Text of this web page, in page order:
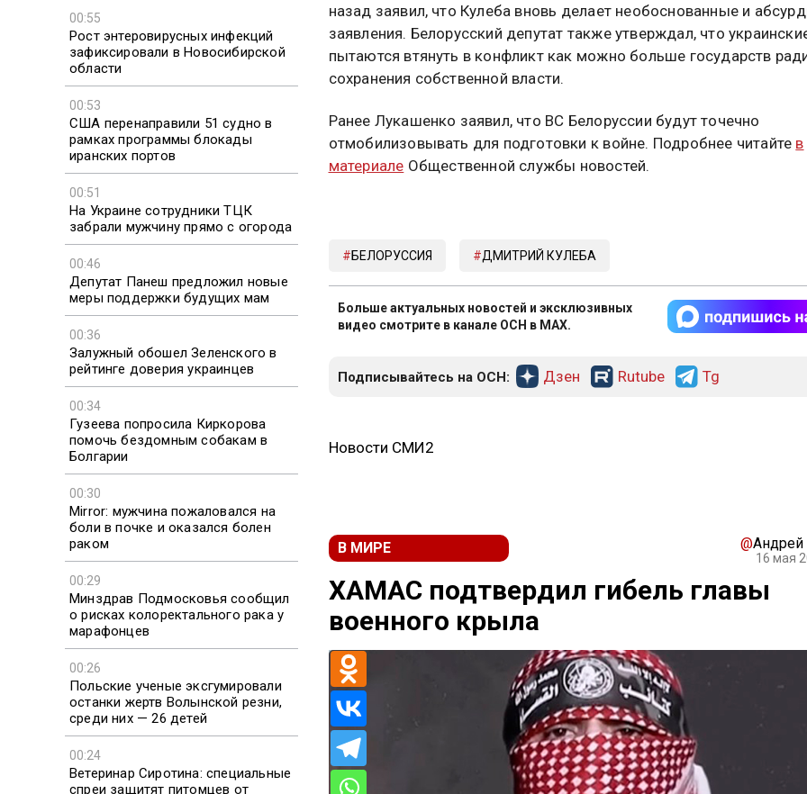
00:55
Рост энтеровирусных инфекций
зафиксировали в Новосибирской
области
00:53
США перенаправили 51 судно в
рамках программы блокады
иранских портов
00:51
На Украине сотрудники ТЦК
забрали мужчину прямо с огорода
00:46
Депутат Панеш предложил новые
меры поддержки будущих мам
00:36
Залужный обошел Зеленского в
рейтинге доверия украинцев
00:34
Гузеева попросила Киркорова
помочь бездомным собакам в
Болгарии
00:30
Mirror: мужчина пожаловался на
боли в почке и оказался болен
раком
00:29
Минздрав Подмосковья сообщил
о рисках колоректального рака у
марафонцев
00:26
Польские ученые эксгумировали
останки жертв Волынской резни,
среди них — 26 детей
00:24
Ветеринар Сиротина: специальные
спреи защитят питомцев от
назад заявил, что Кулеба вновь делает необоснованные и
заявления. Белорусский депутат также утверждал, что
пытаются втянуть в конфликт как можно больше государств
сохранения собственной власти.
Ранее Лукашенко заявил, что ВС Белоруссии будут точечно
отмобилизовывать для подготовки к войне. Подробнее читайте в
материале Общественной службы новостей.
БЕЛОРУССИЯ ДМИТРИЙ КУЛЕБА
Больше актуальных новостей и эксклюзивных
видео смотрите в канале ОСН в MAX.
Подписывайтесь на ОСН: Дзен Rutube Tg
Новости СМИ2
В МИРЕ @Андрей
16 мая
ХАМАС подтвердил гибель главы
военного крыла